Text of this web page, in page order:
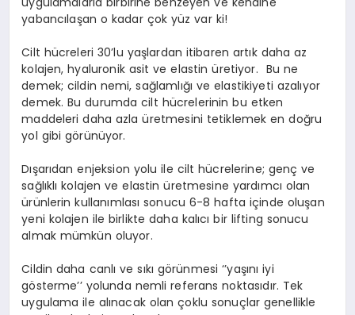
yabancılaşan o kadar çok yüz var ki!
Cilt hücreleri 30’lu yaşlardan itibaren artık daha az
kolajen, hyaluronik asit ve elastin üretiyor. Bu ne
demek; cildin nemi, sağlamlığı ve elastikiyeti azalıyor
demek. Bu durumda cilt hücrelerinin bu etken
maddeleri daha azla üretmesini tetiklemek en doğru
yol gibi görünüyor.
Dışarıdan enjeksion yolu ile cilt hücrelerine; genç ve
sağlıklı kolajen ve elastin üretmesine yardımcı olan
ürünlerin kullanımlası sonucu 6-8 hafta içinde oluşan
yeni kolajen ile birlikte daha kalıcı bir lifting sonucu
almak mümkün oluyor.
Cildin daha canlı ve sıkı görünmesi ‘’yaşını iyi
gösterme’’ yolunda nemli referans noktasıdır. Tek
uygulama ile alınacak olan çoklu sonuçlar genellikle